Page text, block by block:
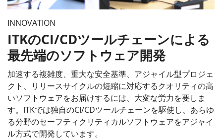
INNOVATION
ITKのCI/CDツールチェーンによる
最先端のソフトウェア開発
加速する複雑度、重大な安全基準、アジャイル型プロジェ
クト、リリースサイクルの短縮に対応するクオリティの高
いソフトウェアをお届けするには、大変な労力を要しま
す。ITKでは独自のCI/CDツールチェーンを駆使し、あらゆ
る分野のセーフティクリティカルソフトウェアをアジャイ
ル方式で開発しています。